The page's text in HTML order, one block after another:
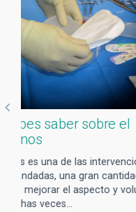
de
de
El embarazo
experimenta
pueden
embargo, el